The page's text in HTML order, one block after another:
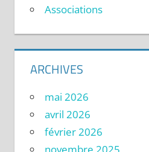
Associations
ARCHIVES
mai 2026
avril 2026
février 2026